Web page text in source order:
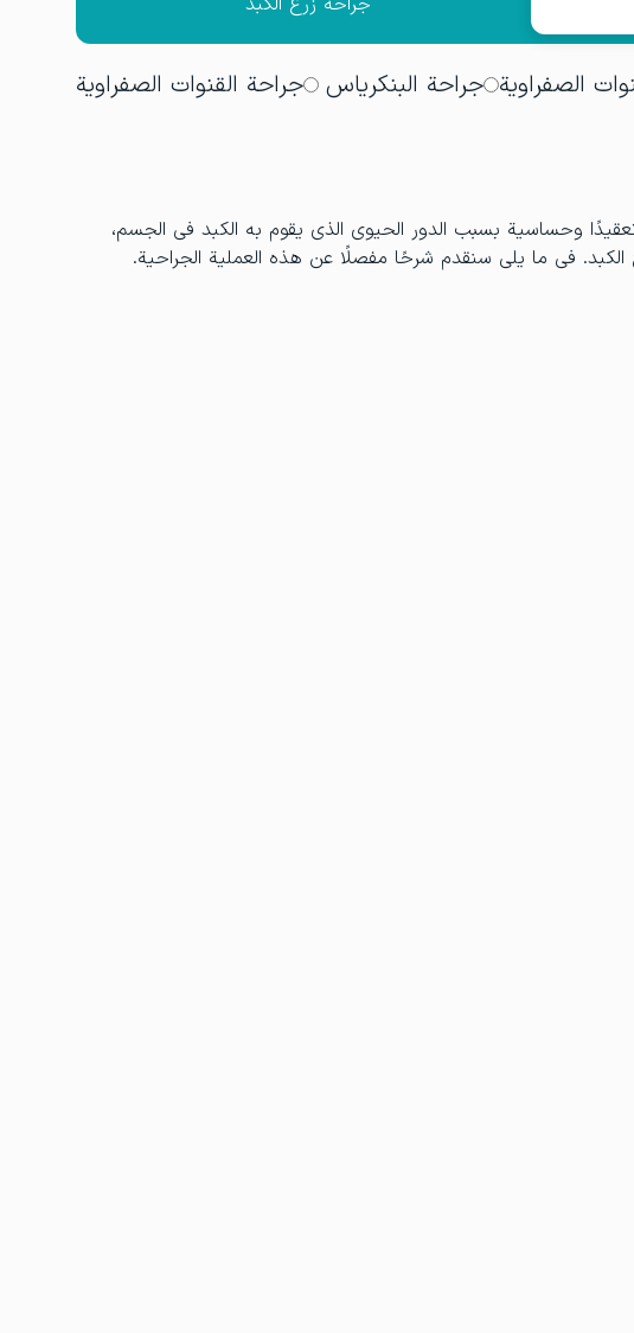
الصفراوية جراحة البنكرياس جراحة القنوات الصفراوية
وحساسية بسبب الدور الحيوي الذي يقوم به الكبد في الجسم،
في ما يلي سنقدم شرحًا مفصلًا عن هذه العملية الجراحية.